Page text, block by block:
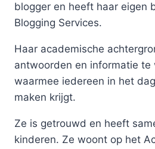
blogger en heeft haar eigen
Blogging Services.
Haar academische
antwoorden en informatie te
waarmee iedereen in het
maken krijgt.
Ze is getrouwd en heeft
kinderen. Ze woont op het